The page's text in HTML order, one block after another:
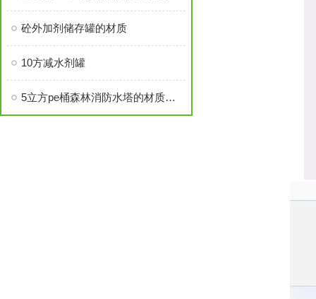
砼外加剂储存罐的材质
10方减水剂罐
5立方pe桶森林消防水塔的材质优势